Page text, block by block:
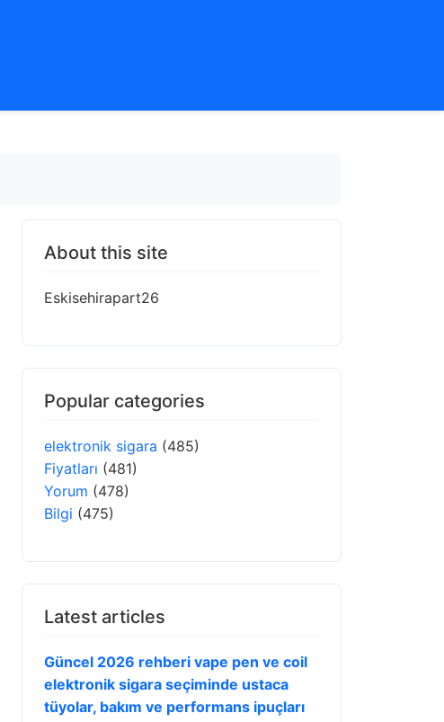
About this site
Eskisehirapart26
Popular categories
elektronik sigara (485)
Fiyatları (481)
Yorum (478)
Bilgi (475)
Latest articles
Güncel 2026 rehberi vape pen ve coil
elektronik sigara seçiminde ustaca
tüyolar, bakım ve performans ipuçları